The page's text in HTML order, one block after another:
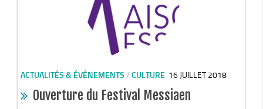
Le Conseil Communautaire
Publications
Economie & Tourisme
ACTUALITÉS & ÉVÉNEMENTS /CULTURE 16 JUILLET 2018
Ouverture du Festival Messiaen